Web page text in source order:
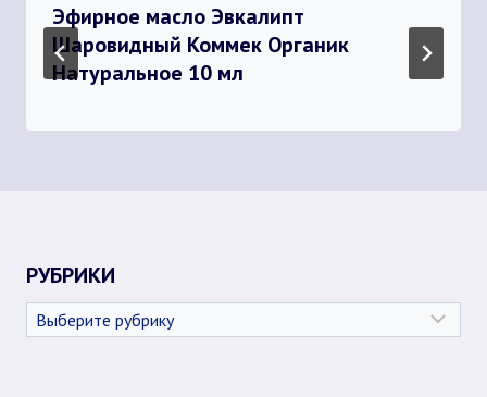
Эфирное масло Эвкалипт
Шаровидный Коммек Органик
Натуральное 10 мл
РУБРИКИ
Рубрики